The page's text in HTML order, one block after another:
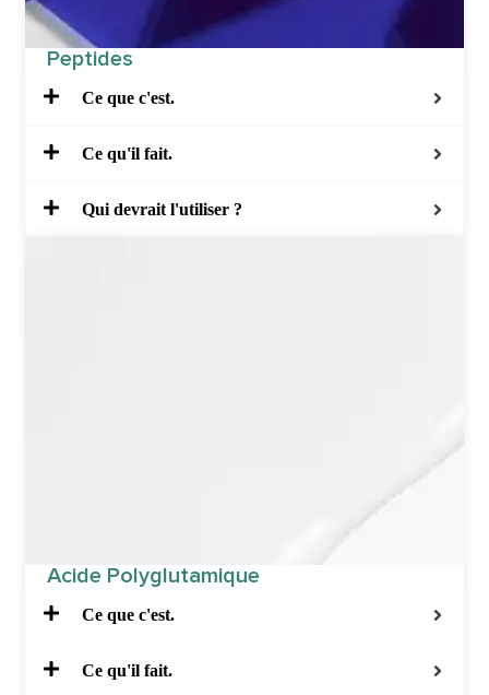
Peptides
Ce que c'est.
Ce qu'il fait.
Qui devrait l'utiliser ?
Acide Polyglutamique
Ce que c'est.
Ce qu'il fait.